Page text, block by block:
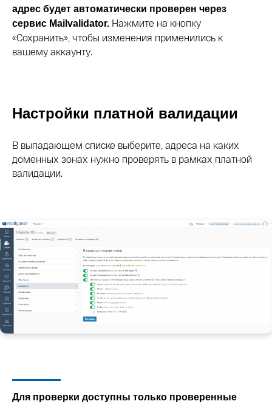
адрес будет автоматически проверен через
сервис Mailvalidator. Нажмите на кнопку
«Сохранить», чтобы изменения применились к
вашему аккаунту.
Настройки платной валидации
В выпадающем списке выберите, адреса на каких
доменных зонах нужно проверять в рамках платной
валидации.
Для проверки доступны только проверенные